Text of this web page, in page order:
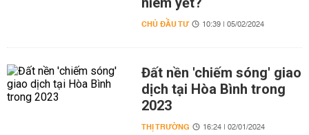
CHỦ ĐẦU TƯ 10:39 | 05/02/2024
Đất nền 'chiếm sóng' giao
dịch tại Hòa Bình trong
2023
THỊ TRƯỜNG 16:24 | 02/01/2024